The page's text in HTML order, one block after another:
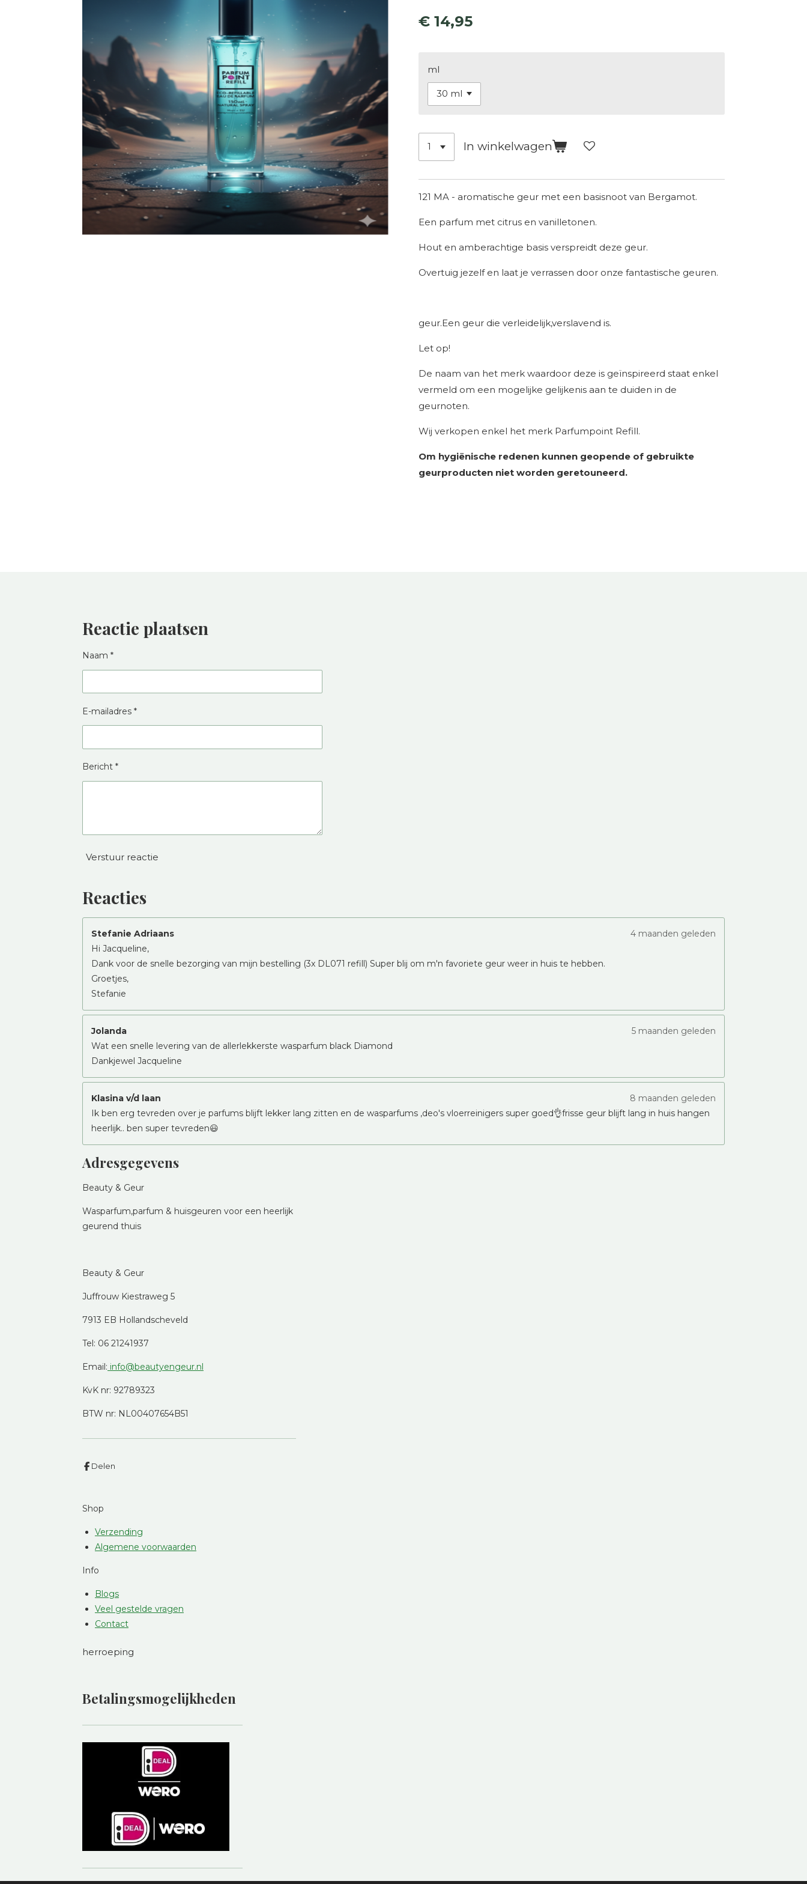
€ 14,95
ml
In winkelwagen
121 MA - aromatische geur met een basisnoot van Bergamot.
Een parfum met citrus en vanilletonen.
Hout en amberachtige basis verspreidt deze geur.
Overtuig jezelf en laat je verrassen door onze fantastische geuren.
geur.Een geur die verleidelijk,verslavend is.
Let op!
De naam van het merk waardoor deze is geïnspireerd staat enkel
vermeld om een mogelijke gelijkenis aan te duiden in de
geurnoten.
Wij verkopen enkel het merk Parfumpoint Refill.
Om hygiënische redenen kunnen geopende of gebruikte
geurproducten niet worden geretouneerd.
Reactie plaatsen
Naam *
E-mailadres *
Bericht *
Verstuur reactie
Reacties
Stefanie Adriaans
4 maanden geleden
Hi Jacqueline,
Dank voor de snelle bezorging van mijn bestelling (3x DL071 refill) Super blij om m'n favoriete geur weer in huis te hebben.
Groetjes,
Stefanie
Jolanda
5 maanden geleden
Wat een snelle levering van de allerlekkerste wasparfum black Diamond
Dankjewel Jacqueline
Klasina v/d laan
8 maanden geleden
Ik ben erg tevreden over je parfums blijft lekker lang zitten en de wasparfums ,deo's vloerreinigers super goed👌frisse geur blijft lang in huis hangen
heerlijk.. ben super tevreden😃
Adresgegevens
Beauty & Geur
Wasparfum,parfum & huisgeuren voor een heerlijk
geurend thuis
Beauty & Geur
Juffrouw Kiestraweg 5
7913 EB Hollandscheveld
Tel: 06 21241937
Email: info@beautyengeur.nl
KvK nr: 92789323
BTW nr: NL00407654B51
Delen
Shop
Verzending
Algemene voorwaarden
Info
Blogs
Veel gestelde vragen
Contact
herroeping
Betalingsmogelijkheden